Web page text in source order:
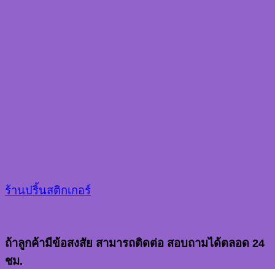
ร้านปริ้นสติกเกอร์
ถ้าลูกค้ามีข้อสงสัย สามารถติดต่อ สอบถามได้ตลอด 24
ชม.